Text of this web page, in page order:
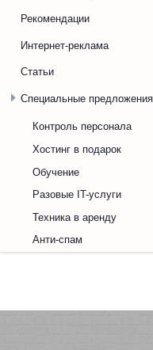
Рекомендации
Интернет-реклама
Статьи
Специальные предложения
Контроль персонала
Хостинг в подарок
Обучение
Разовые IT-услуги
Техника в аренду
Анти-спам